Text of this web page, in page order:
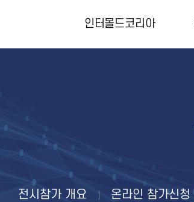
인터몰드코리아
전시참가 개요 온라인 참가신청